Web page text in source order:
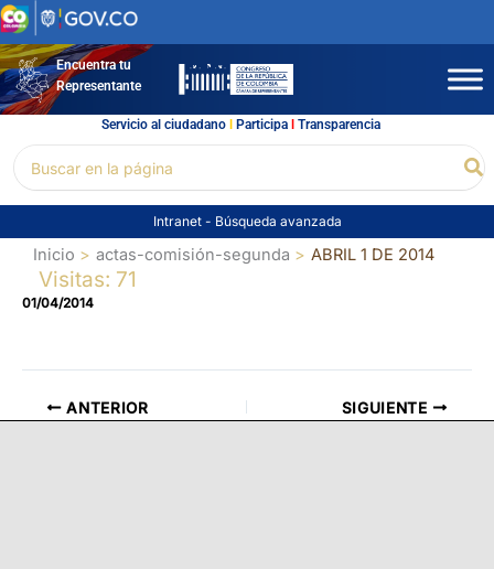
Ir
al
contenidoEncuentra tu
Representante
Servicio al ciudadano l Participal Transparencia
por:
Intranet - Búsqueda avanzada
Inicio actas-comisión-segunda ABRIL 1 DE 2014
Visitas: 71
01/04/2014
ANTERIOR SIGUIENTE